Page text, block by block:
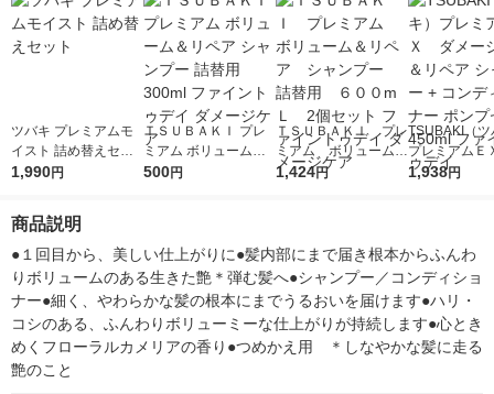
ツバキ プレミアムモ
イスト 詰め替えセッ
ト
1,990円
ＴＳＵＢＡＫＩ プレ
ミアム ボリューム＆
リペア シャンプー 詰
500円
ＴＳＵＢＡＫＩ プレ
ミアム ボリューム＆
リペア シャンプー
1,424円
TSUBAKI（ツ
プレミアム
ージケア＆リ
ゥデイ
1,938円
商品説明
●１回目から、美しい仕上がりに●髪内部にまで届き根本からふんわ
りボリュームのある生きた艶＊弾む髪へ●シャンプー／コンディショ
ナー●細く、やわらかな髪の根本にまでうるおいを届けます●ハリ・
コシのある、ふんわりボリューミーな仕上がりが持続します●心とき
めくフローラルカメリアの香り●つめかえ用　＊しなやかな髪に走る
艶のこと